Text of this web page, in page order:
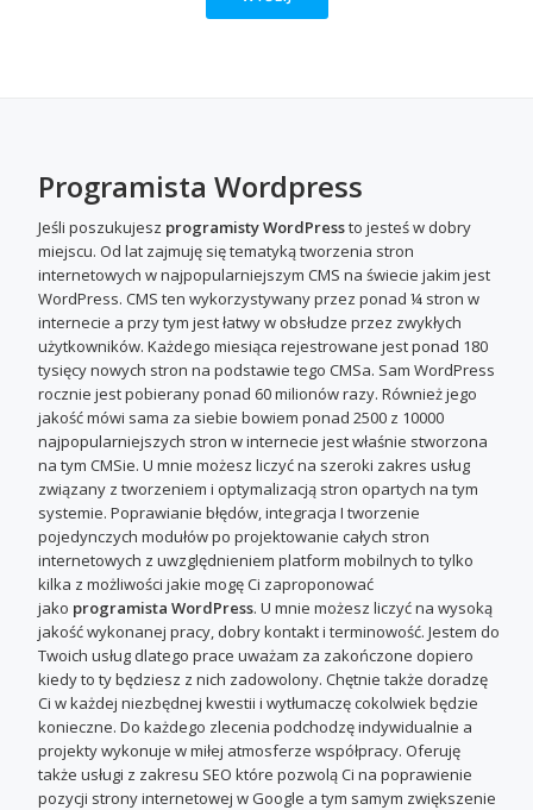
Programista Wordpress
Jeśli poszukujesz programisty WordPressto jesteś w dobry
miejscu. Od lat zajmuję się tematyką tworzenia stron
internetowych w najpopularniejszym CMS na świecie jakim jest
WordPress. CMS ten wykorzystywany przez ponad ¼ stron w
internecie a przy tym jest łatwy w obsłudze przez zwykłych
użytkowników. Każdego miesiąca rejestrowane jest ponad 180
tysięcy nowych stron na podstawie tego CMSa. Sam WordPress
rocznie jest pobierany ponad 60 milionów razy. Również jego
jakość mówi sama za siebie bowiem ponad 2500 z 10000
najpopularniejszych stron w internecie jest właśnie stworzona
na tym CMSie. U mnie możesz liczyć na szeroki zakres usług
związany z tworzeniem i optymalizacją stron opartych na tym
systemie. Poprawianie błędów, integracja I tworzenie
pojedynczych modułów po projektowanie całych stron
internetowych z uwzględnieniem platform mobilnych to tylko
kilka z możliwości jakie mogę Ci zaproponować
jako programista WordPress. U mnie możesz liczyć na wysoką
jakość wykonanej pracy, dobry kontakt i terminowość. Jestem do
Twoich usług dlatego prace uważam za zakończone dopiero
kiedy to ty będziesz z nich zadowolony. Chętnie także doradzę
Ci w każdej niezbędnej kwestii i wytłumaczę cokolwiek będzie
konieczne. Do każdego zlecenia podchodzę indywidualnie a
projekty wykonuje w miłej atmosferze współpracy. Oferuję
także usługi z zakresu SEO które pozwolą Ci na poprawienie
pozycji strony internetowej w Google a tym samym zwiększenie